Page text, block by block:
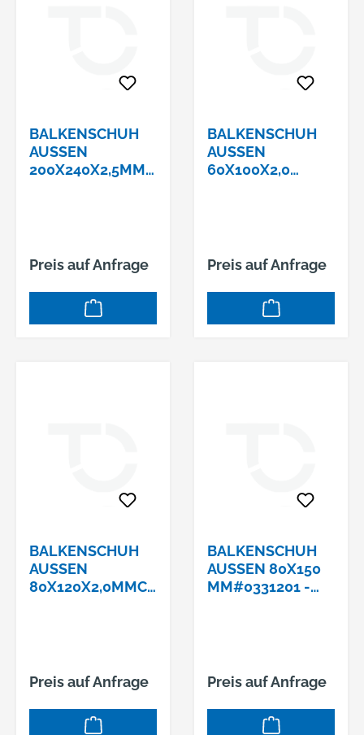
BALKENSCHUH
AUSSEN 2
00X240X2,5MMCE
Preis auf Anfrage
BALKENSCHUH
AUSSEN 6
0X100X2,0 M
Preis auf Anfrage
BALKENSCHUH
AUSSEN 8
0X120X2,0MMCE-
Preis auf Anfrage
BALKENSCHUH
AUSSEN 80X150 M
M#0331201 - B
Preis auf Anfrage